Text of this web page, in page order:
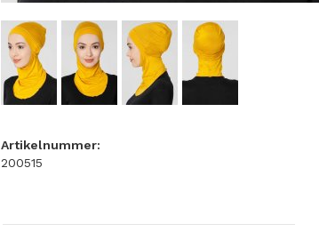
Artikelnummer:
200515